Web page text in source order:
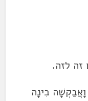
זה לזה.
וָאֲבַקְשָׁה בִינָה